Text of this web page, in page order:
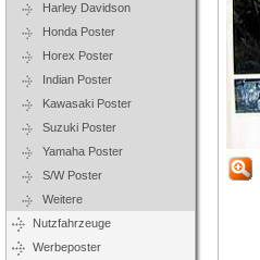
Harley Davidson
Honda Poster
Horex Poster
Indian Poster
Kawasaki Poster
Suzuki Poster
Yamaha Poster
S/W Poster
Weitere
Nutzfahrzeuge
Werbeposter